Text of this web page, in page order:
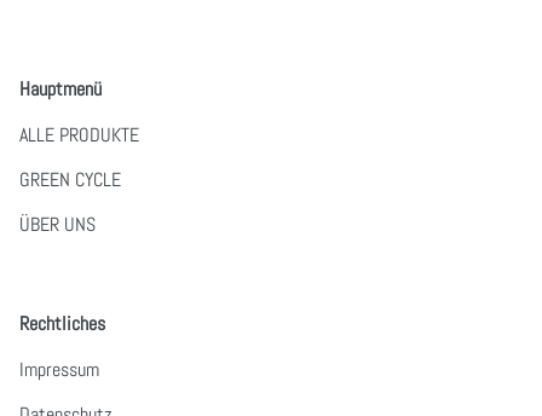
Hauptmenü
ALLE PRODUKTE
GREEN CYCLE
ÜBER UNS
Rechtliches
Impressum